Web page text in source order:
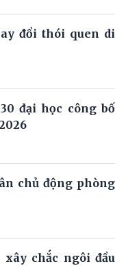
đổi thói quen di
đại học công bố
chủ động phòng
chắc ngôi đầu